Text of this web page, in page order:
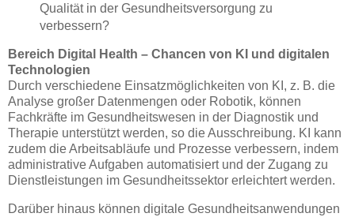
Qualität in der Gesundheitsversorgung zu
verbessern?
Bereich Digital Health – Chancen von KI und digitalen
Technologien
Durch verschiedene Einsatzmöglichkeiten von KI, z. B. die
Analyse großer Datenmengen oder Robotik, können
Fachkräfte im Gesundheitswesen in der Diagnostik und
Therapie unterstützt werden, so die Ausschreibung. KI kann
zudem die Arbeitsabläufe und Prozesse verbessern, indem
administrative Aufgaben automatisiert und der Zugang zu
Dienstleistungen im Gesundheitssektor erleichtert werden.
Darüber hinaus können digitale Gesundheitsanwendungen